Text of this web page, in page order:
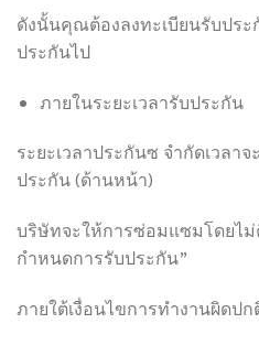
ดังนั้นคุณต้องลงทะเบียนรับประ
ประกันไป
ภายในระยะเวลารับประกัน
ระยะเวลาประกันซ จำกัดเวลา
ประกัน (ด้านหน้า)
บริษัทจะให้การซ่อมแซมโดยไ
กำหนดการรับประกัน”
ภายใต้เงื่อนไขการทำงานผิดป